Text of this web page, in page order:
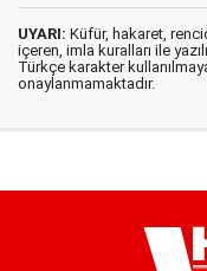
UYARI: Küfür, hakaret,
içeren, imla kuralları ile
Türkçe karakter
onaylanmamaktadır.